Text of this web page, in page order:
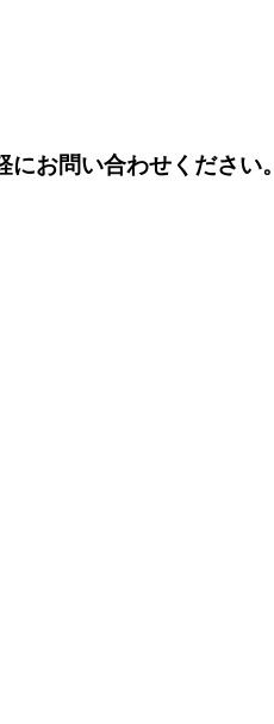
お問い合わせください。